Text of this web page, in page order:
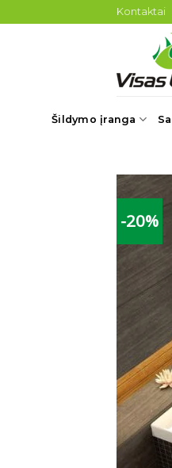
to
Kontaktai
Šildymo įranga
-20%